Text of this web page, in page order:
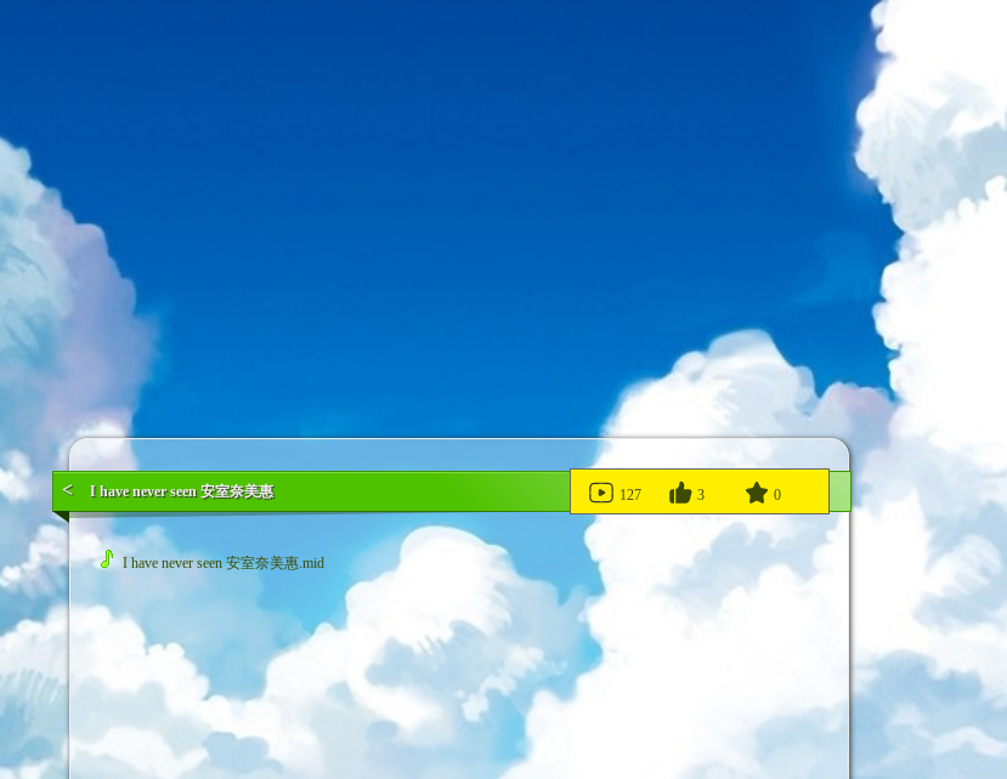
I have never seen 安室奈美惠
< 127 3 0
I have never seen 安室奈美惠.mid